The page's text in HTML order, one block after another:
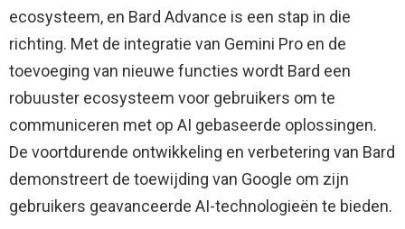
ecosysteem, en Bard Advance is een stap in die
richting. Met de integratie van Gemini Pro en de
toevoeging van nieuwe functies wordt Bard een
robuuster ecosysteem voor gebruikers om te
communiceren met op AI gebaseerde oplossingen.
De voortdurende ontwikkeling en verbetering van Bard
demonstreert de toewijding van Google om zijn
gebruikers geavanceerde AI-technologieën te bieden.